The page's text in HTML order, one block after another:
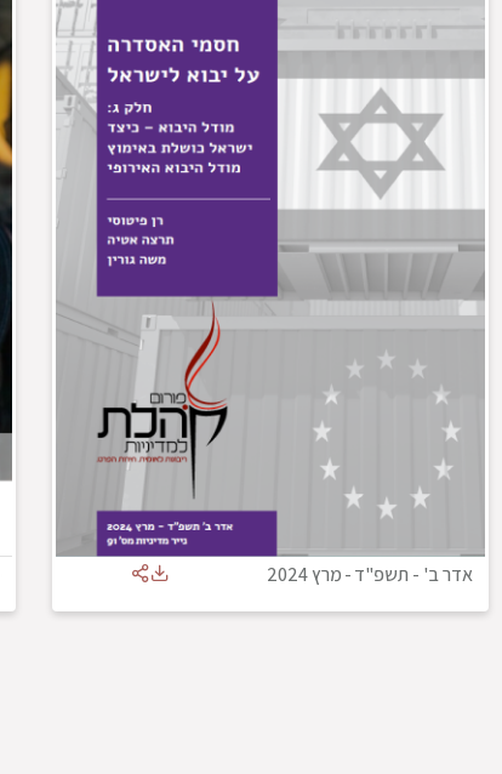
אדר ב' - תשפ"ד-מרץ 2024